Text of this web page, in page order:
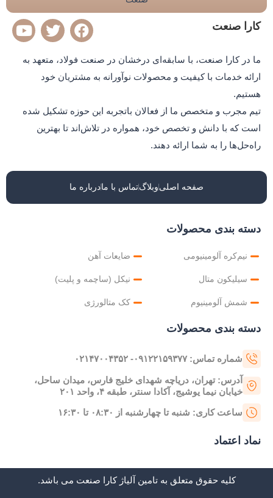
کارا صنعت
F
a
c
b
o
k
T
w
t
r
Y
o
e
ما در کارا صنعت، با سابقه‌ای درخشان در صنعت فولاد، متعهد به
ارائه خدمات با کیفیت و محصولات نوآورانه به مشتریان خود
هستیم.
تیم مجرب و متخصص ما از فعالان باتجربه این حوزه تشکیل شده
است که با دانش و تخصص خود، همواره در تلاش‌اند تا بهترین
راه‌حل‌ها را به شما ارائه دهند.
صفحه اصلی وبلاگتماس با مادرباره ما
دسته بندی محصولات
نیم‌کره آلومینیومی
سیلیکون متال
شمش آلومینیوم
ضایعات آهن
نیکل (ساچمه و پلیت)
کک متالورژی
دسته بندی محصولات
شماره تماس: ۰۹۱۲۲۱۵۹۳۷۷- ۰۲۱۴۷۰۰۴۳۵۲
آدرس: تهران، دریاچه شهدای خلیج فارس، میدان ساحل،
خیابان نیما یوشیج، آکادا سنتر، طبقه ۴، واحد ۲۰۱
ساعت کاری: شنبه تا چهارشنبه از ۰۸:۳۰ تا ۱۶:۳۰
نماد اعتماد
کلیه حقوق متعلق به تامین آلیاژ کارا صنعت می باشد.